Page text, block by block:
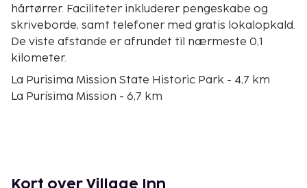
hårtørrer. Faciliteter inkluderer pengeskabe og
skriveborde, samt telefoner med gratis lokalopkald.
De viste afstande er afrundet til nærmeste 0,1
kilometer.
La Purisima Mission State Historic Park - 4,7 km
La Purísima Mission - 6,7 km
Vandenberg Space Force Base - 8 km
Kort over Village Inn